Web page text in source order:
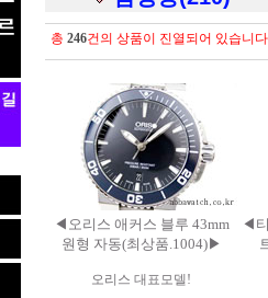
총 246건의 상품이 진열되어 있습니
◀오리스 애커스 블루 43mm
원형 자동(최상품.1004)▶
오리스 대표모델!
◀